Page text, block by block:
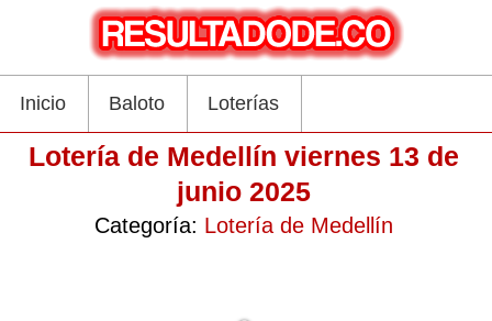
Inicio Baloto Loterías
Lotería de Medellín viernes 13 de
junio 2025
Categoría: Lotería de Medellín